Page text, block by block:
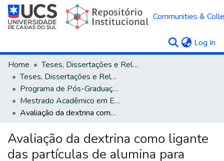
Communities &
Log In
Home
Teses, Dissertações e Relatórios
Teses, Dissertações e Relatórios defendidos na UCS
Programa de Pós-Graduação em Engenharia e Ciência dos Materiais
Mestrado Acadêmico em Engenharia e Ciência dos Materiais
Avaliação da dextrina como ligante das partículas de alumina para impressão 3D
Avaliação da dextrina como ligante
das partículas de alumina para